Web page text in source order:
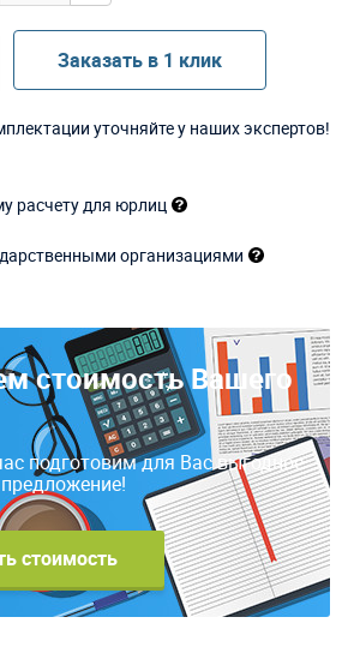
Заказать в 1 клик
уточняйте у наших экспертов!
расчету для юрлиц
организациями
стоимость Вашего
подготовим для Вас выгодное
стоимость